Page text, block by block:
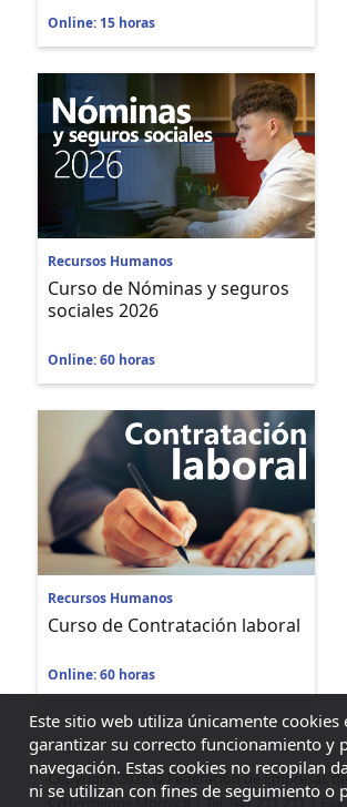
Online: 15 horas
Recursos Humanos
Curso de Nóminas y seguros
sociales 2026
Online: 60 horas
Recursos Humanos
Curso de Contratación laboral
Online: 60 horas
Copyright 2026 © Federación de Empresas de
C/Hermanos Moroy 8 | Tel: 941 271 271 | Fax
Este sitio web utiliza únicamente cookies
garantizar su correcto funcionamiento y
navegación. Estas cookies no recopilan
ni se utilizan con fines de seguimiento o